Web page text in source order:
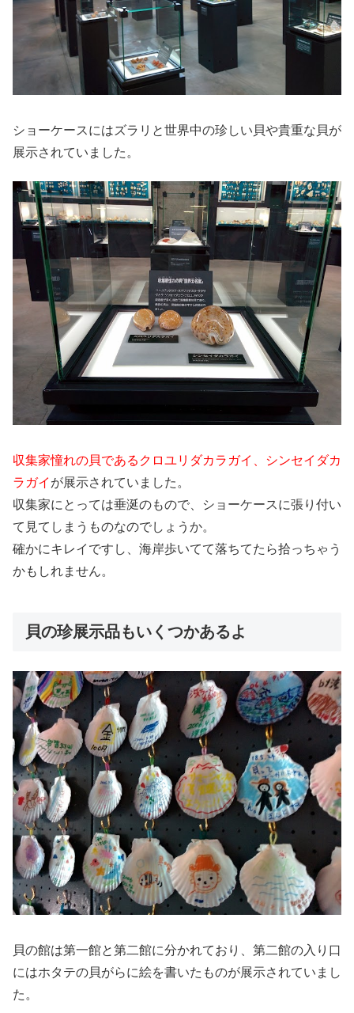
ショーケースにはズラリと世界中の珍しい貝や貴重な貝が
展示されていました。
収集家憧れの貝であるクロユリダカラガイ、シンセイダカ
ラガイ が展示されていました。
収集家にとっては垂涎のもので、ショーケースに張り付い
て見てしまうものなのでしょうか。
確かにキレイですし、海岸歩いてて落ちてたら拾っちゃう
かもしれません。
貝の珍展示品もいくつかあるよ
貝の館は第一館と第二館に分かれており、第二館の入り口
にはホタテの貝がらに絵を書いたものが展示されていまし
た。